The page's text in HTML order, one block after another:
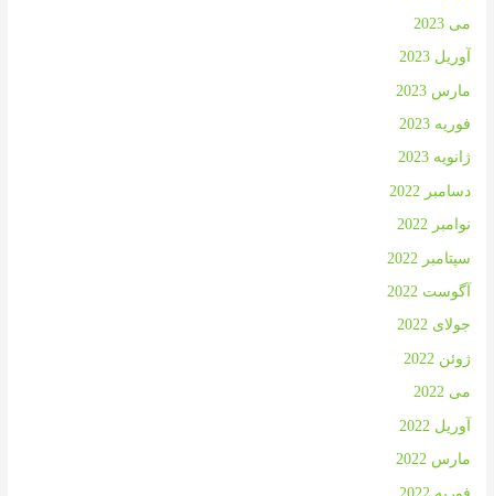
می 2023
آوریل 2023
مارس 2023
فوریه 2023
ژانویه 2023
دسامبر 2022
نوامبر 2022
سپتامبر 2022
آگوست 2022
جولای 2022
ژوئن 2022
می 2022
آوریل 2022
مارس 2022
فوریه 2022